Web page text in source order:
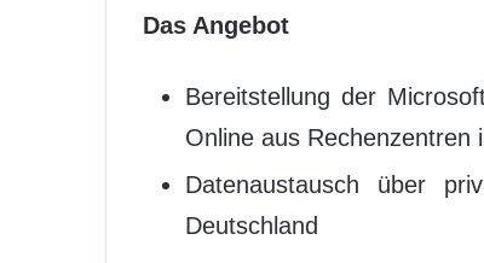
Das Angebot
Bereitstellung der
Online aus Rechenzentren
Datenaustausch über
Deutschland